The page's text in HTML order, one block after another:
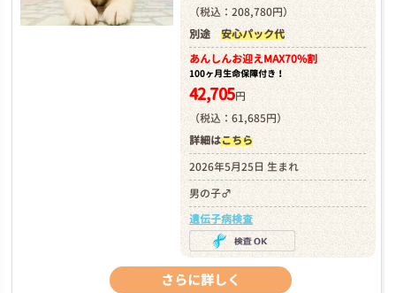
（税込：208,780円）
別途 安心パック代
あんしんお迎えMAX70%割
100ヶ月生命保障付き！
42,705円
（税込：61,685円）
詳細はこちら
2026年5月25日 生まれ
男の子♂
遺伝子病検査
さらに詳しく